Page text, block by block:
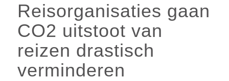
Reisorganisaties gaan
CO2 uitstoot van
reizen drastisch
verminderen